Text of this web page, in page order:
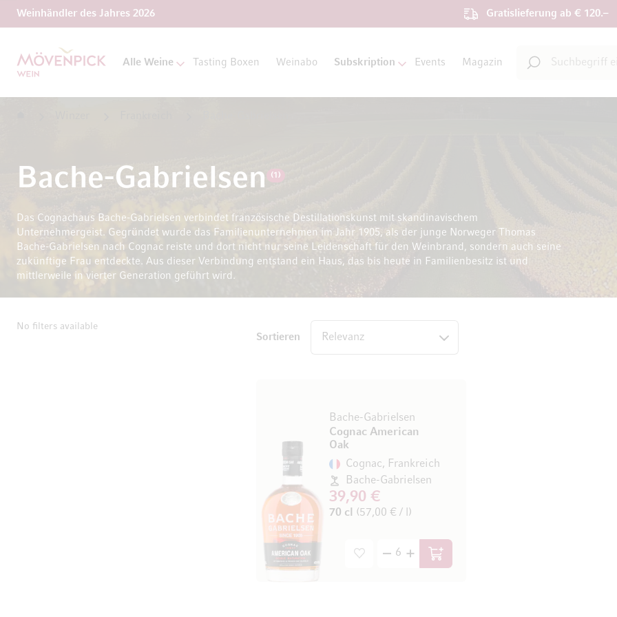
Weinhändler des Jahres 2026 Gratislieferung ab € 120.–
Zur Startseite
Alle Weine Tasting Boxen Weinabo Subskription Events Magazin
Suche
Bache-Gabrielsen (1)
Das Cognachaus Bache-Gabrielsen verbindet französische Destillationskunst mit skandinavischem
Unternehmergeist. Gegründet wurde das Familienunternehmen im Jahr 1905, als der junge Norweger Thomas
Bache-Gabrielsen nach Cognac reiste und dort nicht nur seine Leidenschaft für den Weinbrand, sondern auch seine
zukünftige Frau entdeckte. Aus dieser Verbindung entstand ein Haus, das bis heute in Familienbesitz ist und
mittlerweile in vierter Generation geführt wird.
No filters available
Sortieren
Bache-Gabrielsen
Cognac American
Oak
Cognac, Frankreich
Bache-Gabrielsen
39,90 €
70 cl (57,00 € / l)
In den Warenkorb